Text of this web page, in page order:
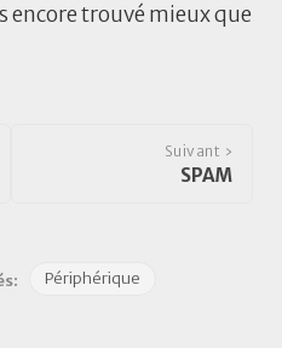
trouvé mieux que
Suivant ›
SPAM
Périphérique